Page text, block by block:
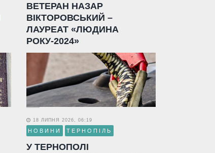
ВЕТЕРАН НАЗАР
ВІКТОРОВСЬКИЙ –
ЛАУРЕАТ «ЛЮДИНА
РОКУ-2024»
18 ЛИПНЯ 2026, 06:19
НОВИНИ ТЕРНОПІЛЬ
У ТЕРНОПОЛІ